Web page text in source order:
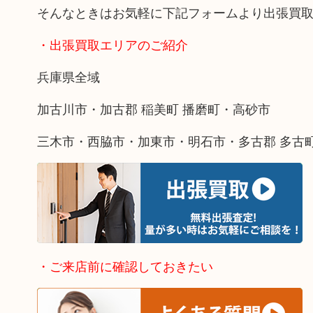
そんなときはお気軽に下記フォームより出張買
・出張買取エリアのご紹介
兵庫県全域
加古川市・加古郡 稲美町 播磨町・高砂市
三木市・西脇市・加東市・明石市・多古郡 多古
・ご来店前に確認しておきたい